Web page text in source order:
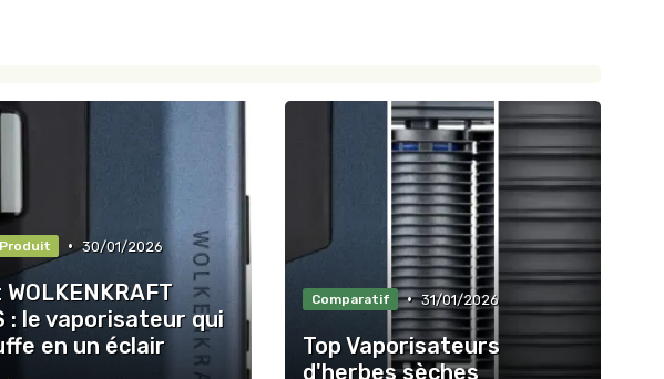
• 30/01/2026
: le vaporisateur qui
en un éclair
Comparatif • 31/01/2026
Top Vaporisateurs
d'herbes sèches